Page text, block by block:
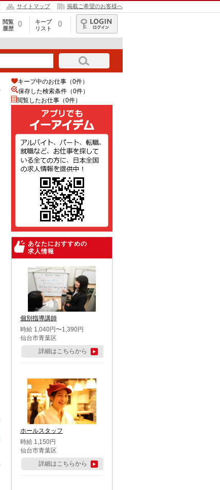
サイトマップ 掲載ご希望のお客様へ
閲覧
履歴
0
キープ
リスト
0
ログイン
キープ中のお仕事（0件）
保存した検索条件（0件）
閲覧したお仕事（0件）
あなたにおすすめの
求人情報
個別指導講師
時給 1,040円〜1,390円
仙台市青葉区
詳細はこちらから
ホールスタッフ
時給 1,150円
仙台市青葉区
詳細はこちらから